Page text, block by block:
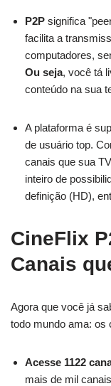
P2P significa
facilita a
computadores,
Ou seja, você tá
conteúdo na sua
A plataforma é
de usuário top.
canais que sua
inteiro de
definição (HD),
CineFlix
Canais
Agora que você já
todo mundo ama: os
Acesse 1122
mais de mil